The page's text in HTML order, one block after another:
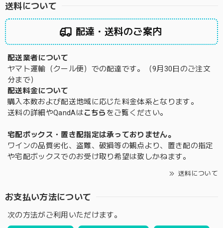
送料について
配達・送料のご案内
配送業者について
ヤマト運輸（クール便）での配達です。（9月30日のご注文
分まで）
配送料金について
購入本数および配送地域に応じた料金体系となります。
送料の詳細やQandAはこちら をご覧ください。
宅配ボックス・置き配指定は承っておりません。
ワインの品質劣化、盗難、破損等の観点より、置き配の指定
や宅配ボックスでのお受け取り希望は致しかねます。
送料について
お支払い方法について
次の方法がご利用いただけます。